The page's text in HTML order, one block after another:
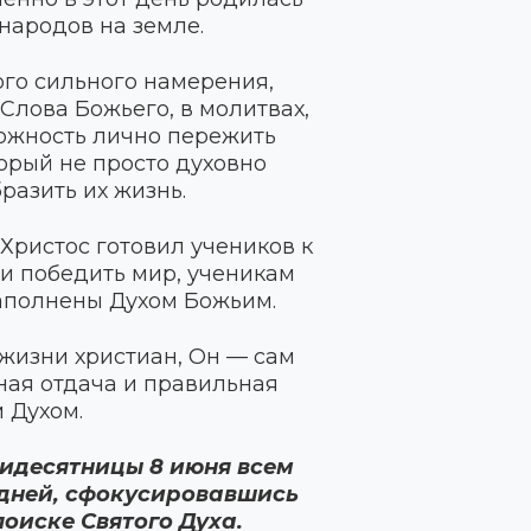
на земле.
сильного намерения,
Божьего, в молитвах,
лично пережить
не просто духовно
их жизнь.
готовил учеников к
победить мир, ученикам
Духом Божьим.
христиан, Он — сам
отдача и правильная
Духом.
8 июня всем
сфокусировавшись
Святого Духа.